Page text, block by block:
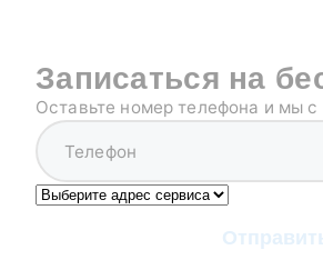
Записаться на
Оставьте номер телефона и мы